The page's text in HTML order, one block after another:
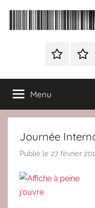
contenu
ATTAC
solidaire,
démocratique
Nous
à
Menu
Journée
Publié le 27 février